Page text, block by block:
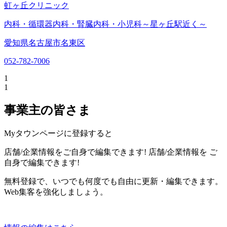
虹ヶ丘クリニック
内科・循環器内科・腎臓内科・小児科～星ヶ丘駅近く～
愛知県名古屋市名東区
052-782-7006
1
1
事業主の皆さま
Myタウンページに登録すると
店舗/企業情報をご自身で編集できます! 店舗/企業情報を ご
自身で編集できます!
無料登録で、いつでも何度でも自由に更新・編集できます。
Web集客を強化しましょう。